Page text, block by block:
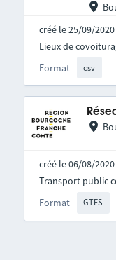
créé le 25/09/2020
Format csv
Lieux de
créé le 06/08/2020
Format GTFS
Transport public